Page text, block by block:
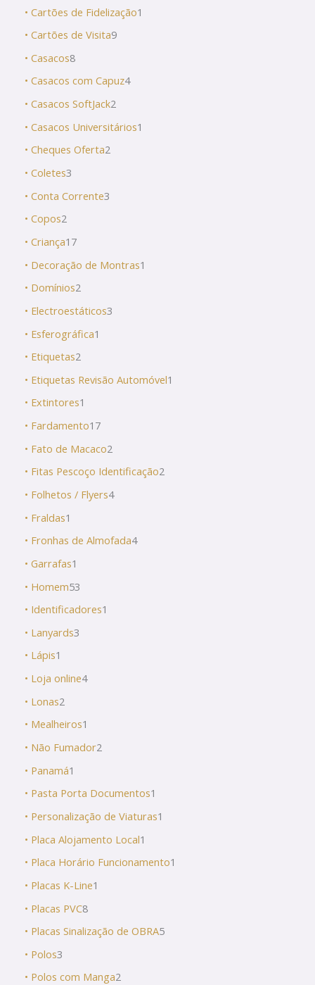
• Cartões de Fidelização1
• Cartões de Visita9
• Casacos8
• Casacos com Capuz4
• Casacos SoftJack2
• Casacos Universitários1
• Cheques Oferta2
• Coletes3
• Conta Corrente3
• Copos2
• Criança17
• Decoração de Montras1
• Domínios2
• Electroestáticos3
• Esferográfica1
• Etiquetas2
• Etiquetas Revisão Automóvel1
• Extintores1
• Fardamento17
• Fato de Macaco2
• Fitas Pescoço Identificação2
• Folhetos / Flyers4
• Fraldas1
• Fronhas de Almofada4
• Garrafas1
• Homem53
• Identificadores1
• Lanyards3
• Lápis1
• Loja online4
• Lonas2
• Mealheiros1
• Não Fumador2
• Panamá1
• Pasta Porta Documentos1
• Personalização de Viaturas1
• Placa Alojamento Local1
• Placa Horário Funcionamento1
• Placas K-Line1
• Placas PVC8
• Placas Sinalização de OBRA5
• Polos3
• Polos com Manga2